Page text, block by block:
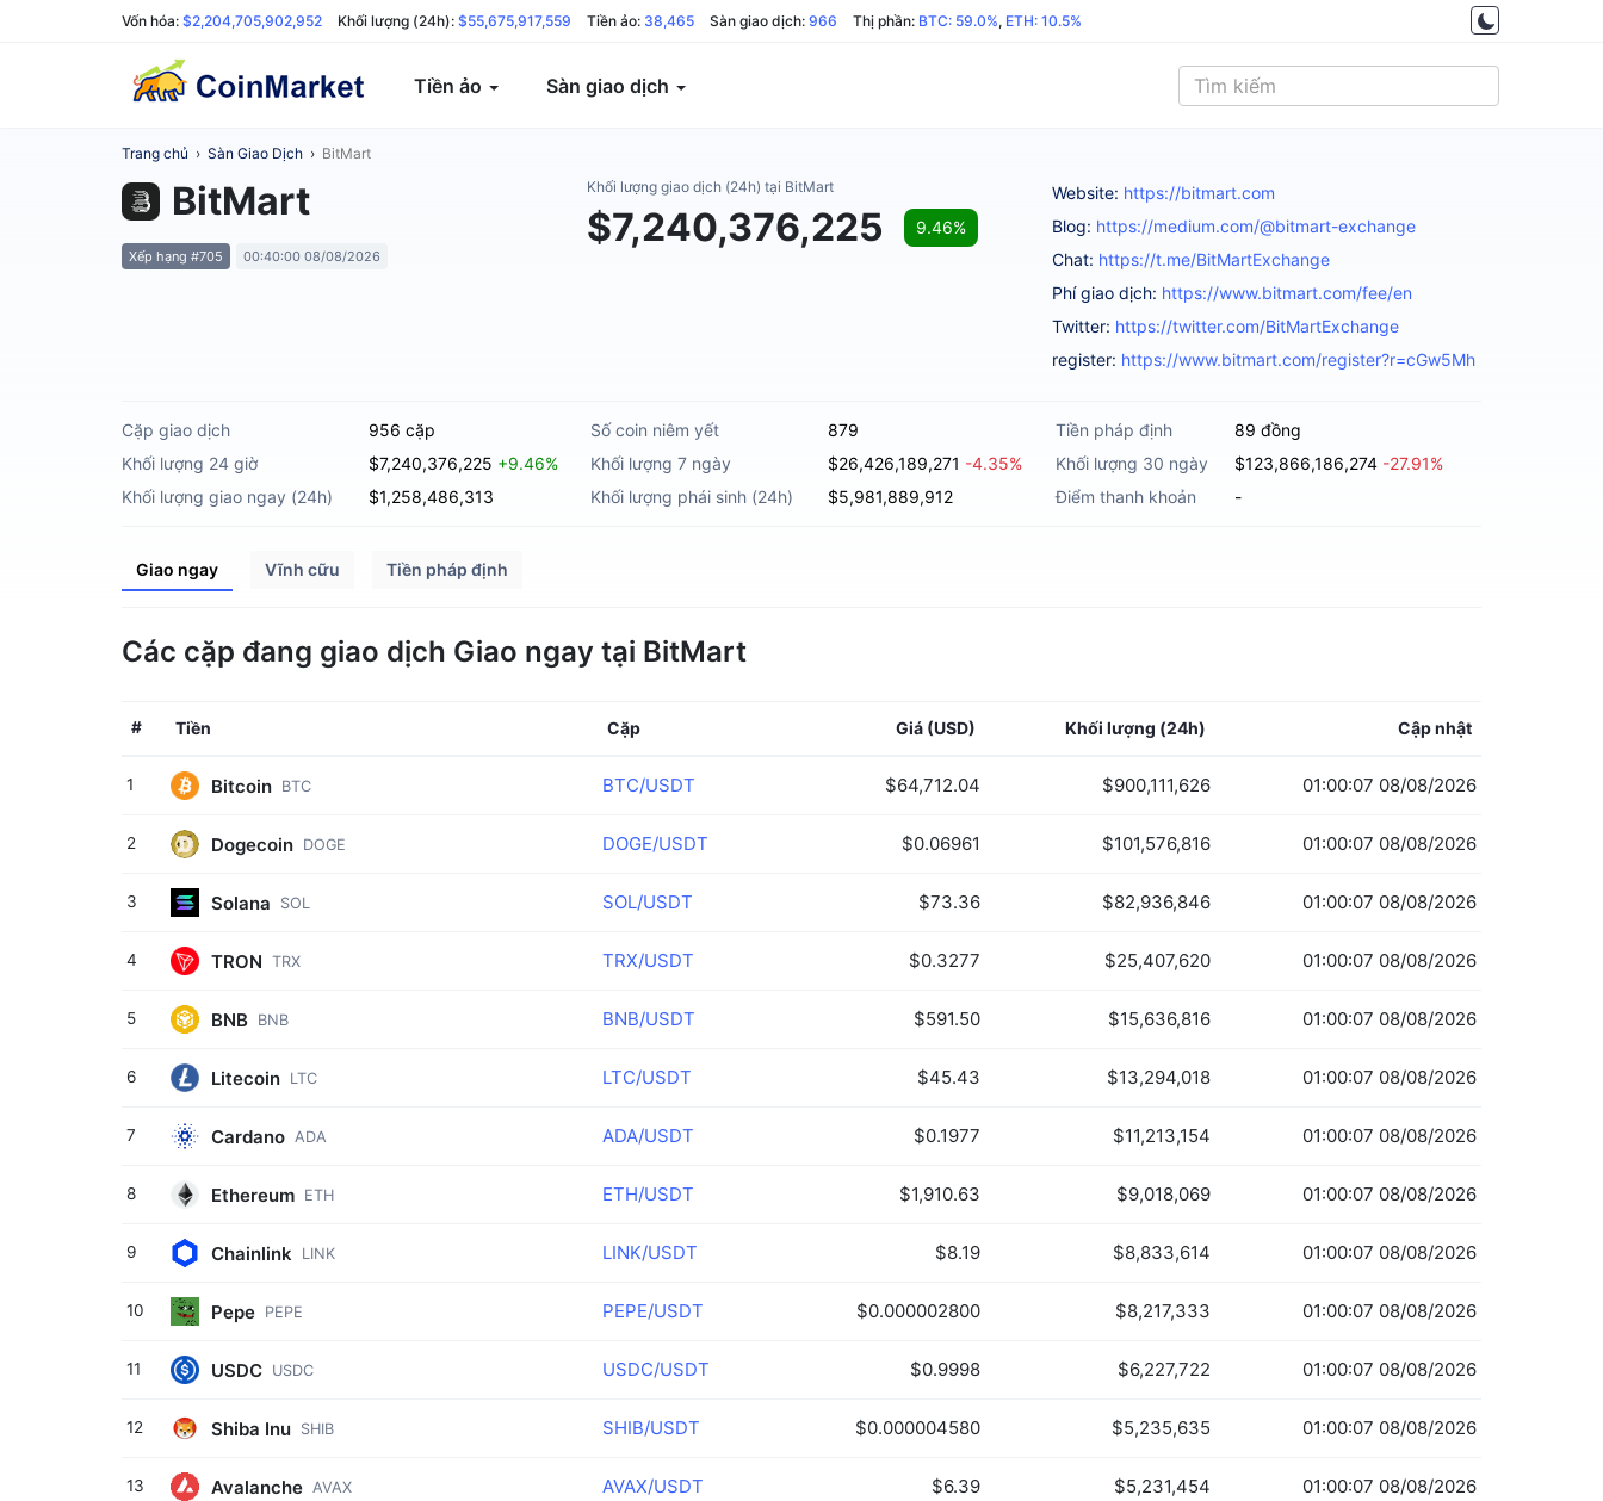
Vốn hóa: $2,204,705,902,952 Khối lượng (24h): $55,675,917,559 Tiền ảo: 38,465 Sàn giao dịch: 966 Thị phần: BTC: 59.0%, ETH: 10.5%
Tiền ảo Sàn giao dịch
Trang chủ › Sàn Giao Dịch › BitMart
BitMart
Xếp hạng #705 00:40:00 08/08/2026
Khối lượng giao dịch (24h) tại BitMart
$7,240,376,225 9.46%
Website: https://bitmart.com
Blog: https://medium.com/@bitmart-exchange
Chat: https://t.me/BitMartExchange
Phí giao dịch: https://www.bitmart.com/fee/en
Twitter: https://twitter.com/BitMartExchange
register: https://www.bitmart.com/register?r=cGw5Mh
Cặp giao dịch 956 cặp Số coin niêm yết 879 Tiền pháp định
89 đồng
Khối lượng 24 giờ
$7,240,376,225 +9.46% Khối lượng 7 ngày $26,426,189,271 -4.35% Khối lượng 30 ngày $123,866,186,274 -27.91%
Khối lượng giao ngay (24h)
$1,258,486,313 Khối lượng phái sinh (24h) $5,981,889,912 Điểm thanh khoản -
Giao ngay Vĩnh cữu Tiền pháp định
Các cặp đang giao dịch Giao ngay tại BitMart
# Tiền Cặp Giá (USD) Khối lượng (24h) Cập nhật
1 Bitcoin BTC BTC/USDT $64,712.04 $900,111,626 01:00:07 08/08/2026
2 Dogecoin DOGE DOGE/USDT $0.06961 $101,576,816 01:00:07 08/08/2026
3 Solana SOL SOL/USDT $73.36 $82,936,846 01:00:07 08/08/2026
4 TRON TRX TRX/USDT $0.3277 $25,407,620 01:00:07 08/08/2026
5 BNB BNB BNB/USDT $591.50 $15,636,816 01:00:07 08/08/2026
6 Litecoin LTC LTC/USDT $45.43 $13,294,018 01:00:07 08/08/2026
7 Cardano ADA ADA/USDT $0.1977 $11,213,154 01:00:07 08/08/2026
8 Ethereum ETH ETH/USDT $1,910.63 $9,018,069 01:00:07 08/08/2026
9 Chainlink LINK LINK/USDT $8.19 $8,833,614 01:00:07 08/08/2026
10 Pepe PEPE PEPE/USDT $0.000002800 $8,217,333 01:00:07 08/08/2026
11 USDC USDC USDC/USDT $0.9998 $6,227,722 01:00:07 08/08/2026
12 Shiba Inu SHIB SHIB/USDT $0.000004580 $5,235,635 01:00:07 08/08/2026
13 Avalanche AVAX AVAX/USDT $6.39 $5,231,454 01:00:07 08/08/2026